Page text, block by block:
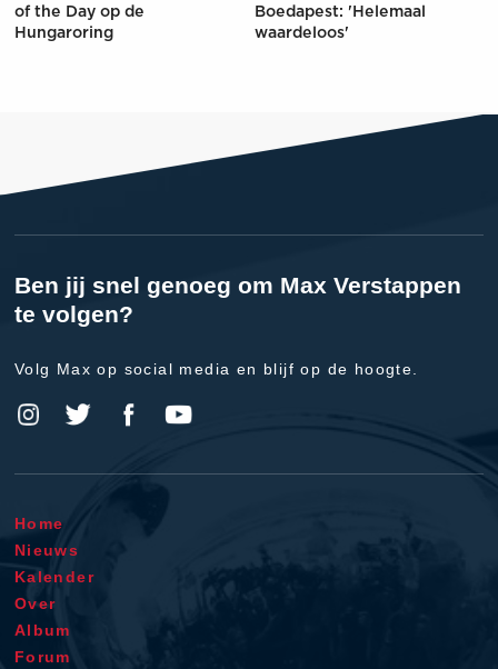
of the Day op de
Hungaroring
Boedapest: 'Helemaal
waardeloos'
Ben jij snel genoeg om Max Verstappen
te volgen?
Volg Max op social media en blijf op de hoogte.
Home
Nieuws
Kalender
Over
Album
Forum